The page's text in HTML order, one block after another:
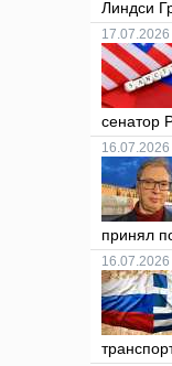
Линдси
сенатор
принял